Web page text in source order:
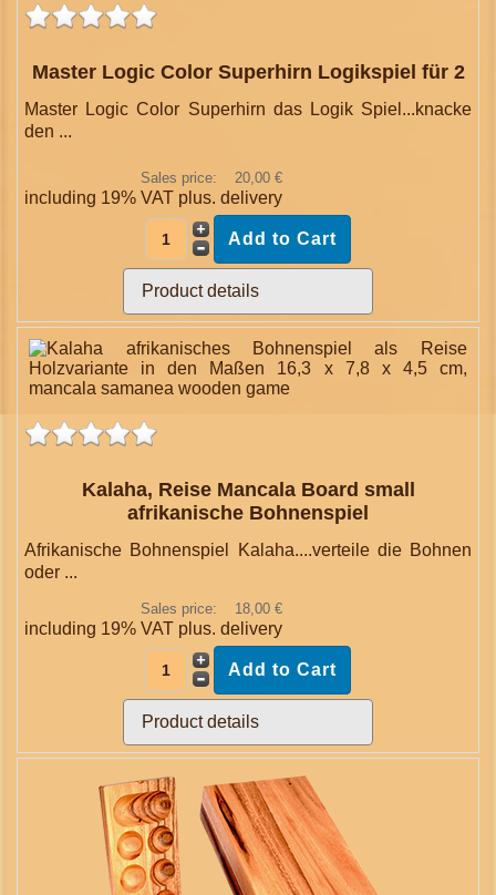
Master Logic Color Superhirn Logikspiel für 2
Master Logic Color Superhirn das Logik Spiel...knacke
den ...
Sales price: 20,00 €
including 19% VAT plus.delivery
Product details
Kalaha, Reise Mancala Board small
afrikanische Bohnenspiel
Afrikanische Bohnenspiel Kalaha....verteile die Bohnen
oder ...
Sales price: 18,00 €
including 19% VAT plus.delivery
Product details